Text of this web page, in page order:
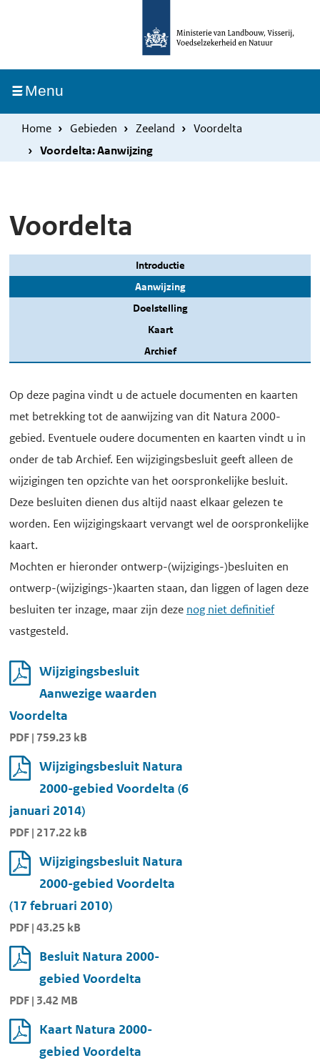
inhoud
gaan
MenuIngeklapt
Home Gebieden Zeeland
Voordelta
Voordelta: Aanwijzing
Voordelta
Introductie
Aanwijzing
Doelstelling
Kaart
Archief
Op deze pagina vindt u de actuele documenten en kaarten
met betrekking tot de aanwijzing van dit Natura 2000-
gebied. Eventuele oudere documenten en kaarten vindt u in
onder de tab Archief. Een wijzigingsbesluit geeft alleen de
wijzigingen ten opzichte van het oorspronkelijke besluit.
Deze besluiten dienen dus altijd naast elkaar gelezen te
worden. Een wijzigingskaart vervangt wel de oorspronkelijke
kaart.
Mochten er hieronder ontwerp-(wijzigings-)besluiten en
ontwerp-(wijzigings-)kaarten staan, dan liggen of lagen deze
besluiten ter inzage, maar zijn deze nog niet definitief
vastgesteld.
Wijzigingsbesluit
Aanwezige waarden
Voordelta
PDF | 759.23 kB
Wijzigingsbesluit Natura
2000-gebied Voordelta (6
januari 2014)
PDF | 217.22 kB
Wijzigingsbesluit Natura
2000-gebied Voordelta
(17 februari 2010)
PDF | 43.25 kB
Besluit Natura 2000-
gebied Voordelta
PDF | 3.42 MB
Kaart Natura 2000-
gebied Voordelta